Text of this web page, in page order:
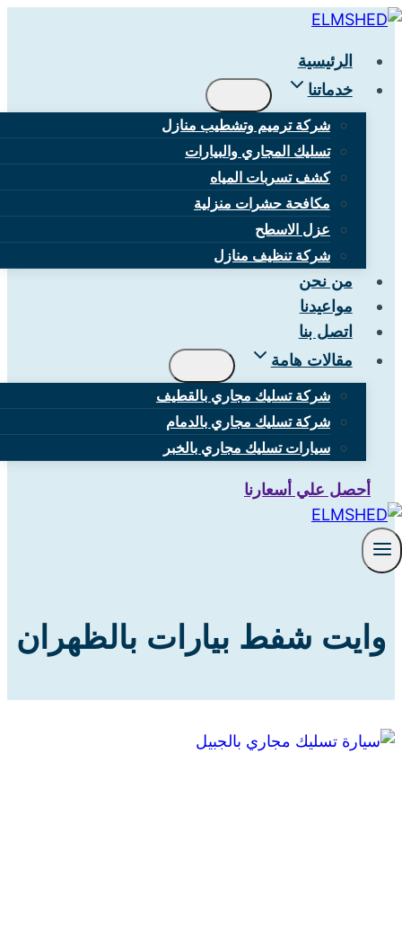
التجاوز
المحتوىالرئيسية
خدماتنا
شركة ترميم وتشطيب منازل
تسليك المجاري والبيارات
كشف تسربات المياه
مكافحة حشرات منزلية
عزل الاسطح
شركة تنظيف منازل
من نحن
مواعيدنا
اتصل بنا
مقالات هامة
شركة تسليك مجاري بالقطيف
شركة تسليك مجاري بالدمام
سيارات تسليك مجاري بالخبر
أحصل علي أسعارنا
وايت شفط بيارات بالظهران